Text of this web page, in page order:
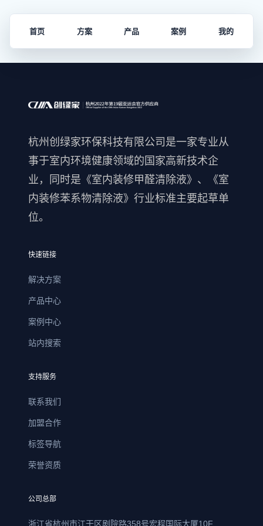
首页 方案 产品 案例 我的
杭州创绿家环保科技有限公司是一家专业从
事于室内环境健康领域的国家高新技术企
业，同时是《室内装修甲醛清除液》、《室
内装修苯系物清除液》行业标准主要起草单
位。
快速链接
解决方案
产品中心
案例中心
站内搜索
支持服务
联系我们
加盟合作
标签导航
荣誉资质
公司总部
浙江省杭州市江干区剧院路358号宏程国际大厦10F